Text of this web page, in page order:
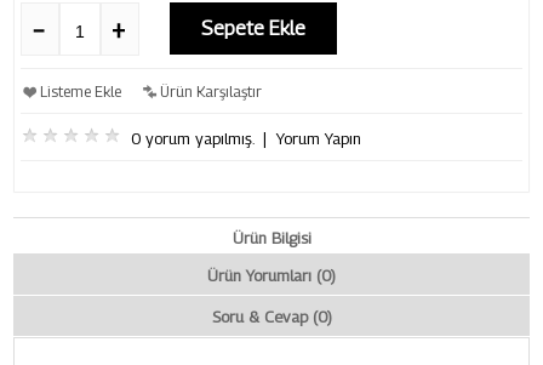
Sepete Ekle
Listeme Ekle Ürün Karşılaştır
0 yorum yapılmış. |Yorum Yapın
Ürün Bilgisi
Ürün Yorumları (0)
Soru & Cevap (0)